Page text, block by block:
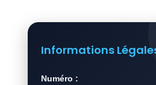
Informations
Numéro :